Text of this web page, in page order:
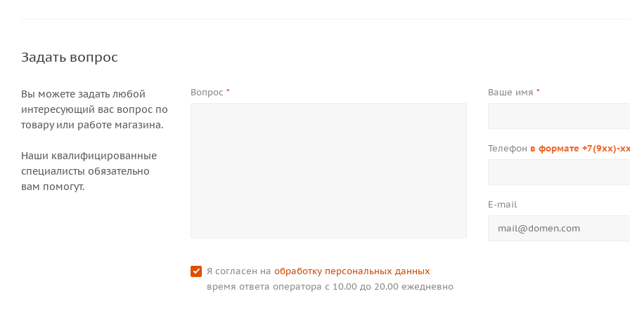
Задать вопрос
Вы можете задать любой
интересующий вас вопрос по
товару или работе магазина.
Наши квалифицированные
специалисты обязательно
вам помогут.
Вопрос* Ваше имя *
Телефон в формате +7(9xx)-
E-mail
Я согласен наобработку персональных данных
время ответа оператора с 10.00 до 20.00 ежедневно